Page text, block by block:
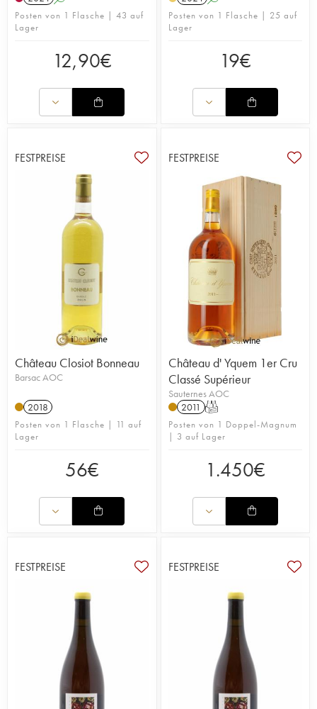
Posten von 1 Flasche | 43 auf
Lager
12,90€
Posten von 1 Flasche | 25 auf
Lager
19€
FESTPREISE
Château Closiot Bonneau
Barsac AOC
2018
Posten von 1 Flasche | 11 auf
Lager
56€
FESTPREISE
Château d' Yquem 1er Cru
Classé Supérieur
Sauternes AOC
2011 T
Posten von 1 Doppel-Magnum
| 3 auf Lager
1.450€
FESTPREISE FESTPREISE